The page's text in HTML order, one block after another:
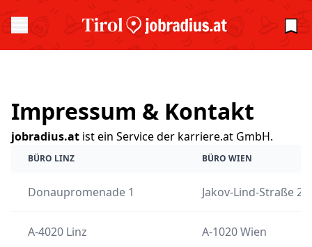
Impressum & Kontakt
jobradius.at ist ein Service der karriere.at GmbH.
BÜRO LINZ BÜRO WIEN
Donaupromenade 1 Jakov-Lind-Straße 2,
A-4020 Linz A-1020 Wien